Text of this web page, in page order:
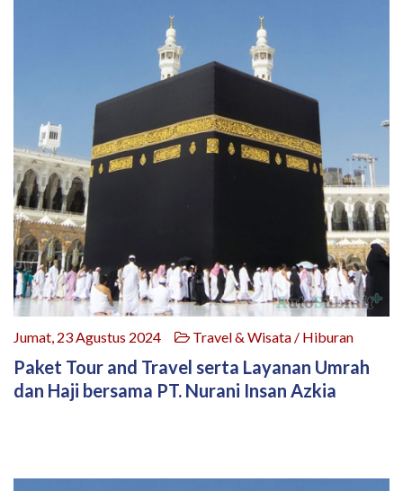
Jumat, 23 Agustus 2024 Travel & Wisata / Hiburan
Paket Tour and Travel serta Layanan Umrah
dan Haji bersama PT. Nurani Insan Azkia